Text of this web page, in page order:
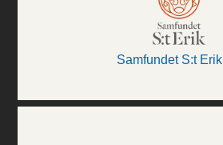
Samfundet S:t Erik